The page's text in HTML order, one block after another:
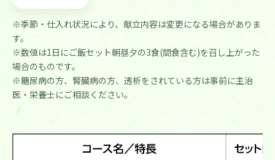
※季節・仕入れ状況により、献立内容は変更になる場合がありま
す。
※数値は1日にご飯セット朝昼夕の3食(間食含む)を召し上がった
場合のものです。
※糖尿病の方、腎臓病の方、透析をされている方は事前に主治
医・栄養士にご相談ください。